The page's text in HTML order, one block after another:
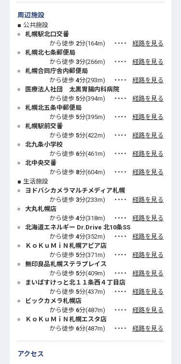
周辺施設
公共施設
札幌駅北口交番
から徒歩 2分(164m) ・・・・
経路を見る
札幌北七条郵便局
から徒歩 3分(266m) ・・・・
経路を見る
札幌合同庁舎内郵便局
から徒歩 4分(293m) ・・・・
経路を見る
医療法人社団 太黒胃腸内科病院
から徒歩 5分(394m) ・・・・
経路を見る
札幌北五条中郵便局
から徒歩 5分(395m) ・・・・
経路を見る
札幌駅前交番
から徒歩 5分(422m) ・・・・
経路を見る
北九条小学校
から徒歩 6分(461m) ・・・・
経路を見る
北中央交番
から徒歩 8分(604m) ・・・・
経路を見る
生活施設
ヨドバシカメラマルチメディア札幌
から徒歩 3分(233m) ・・・・
経路を見る
大丸札幌店
から徒歩 4分(318m) ・・・・
経路を見る
北海道エネルギー Dr.Drive 北10条SS
から徒歩 4分(352m) ・・・・
経路を見る
ＫｏＫｕＭｉＮ札幌アピア店
から徒歩 5分(371m) ・・・・
経路を見る
無印良品札幌ステラプレイス
から徒歩 5分(409m) ・・・・
経路を見る
まいばすけっと北１１条西４丁目店
から徒歩 5分(437m) ・・・・
経路を見る
ビックカメラ札幌店
から徒歩 6分(487m) ・・・・
経路を見る
ＫｏＫｕＭｉＮ札幌エスタ店
から徒歩 6分(487m) ・・・・ 経路を見る
アクセス